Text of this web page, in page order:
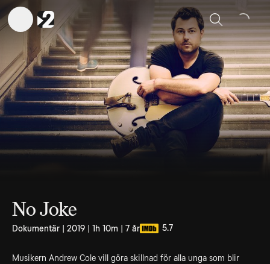
Sök
No Joke
Dokumentär | 2019 | 1h 10m | 7 år 5.7
Musikern Andrew Cole vill göra skillnad för alla unga som blir